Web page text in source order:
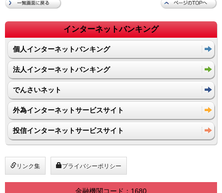
インターネットバンキング
個人インターネットバンキング
法人インターネットバンキング
でんさいネット
外為インターネットサービスサイト
投信インターネットサービスサイト
リンク集 プライバシーポリシー
金融機関コード：1680